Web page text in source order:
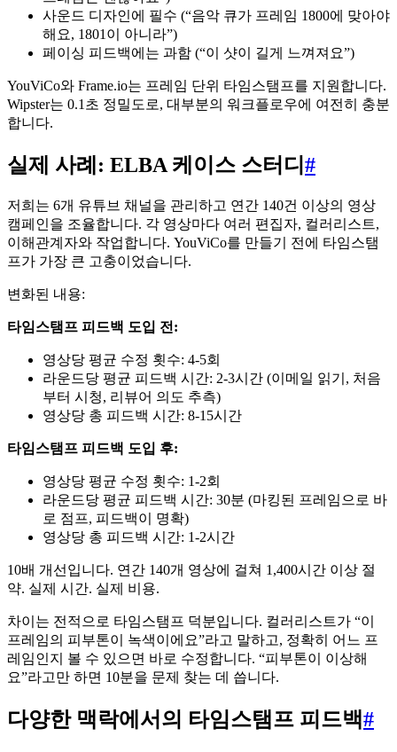
사운드 디자인에 필수 (“음악 큐가 프레임 1800에 맞아야
해요, 1801이 아니라”)
페이싱 피드백에는 과함 (“이 샷이 길게 느껴져요”)
YouViCo와 Frame.io는 프레임 단위 타임스탬프를 지원합니다.
Wipster는 0.1초 정밀도로, 대부분의 워크플로우에 여전히 충분
합니다.
실제 사례: ELBA 케이스 스터디 #
저희는 6개 유튜브 채널을 관리하고 연간 140건 이상의 영상
캠페인을 조율합니다. 각 영상마다 여러 편집자, 컬러리스트,
이해관계자와 작업합니다. YouViCo를 만들기 전에 타임스탬
프가 가장 큰 고충이었습니다.
변화된 내용:
타임스탬프 피드백 도입 전:
영상당 평균 수정 횟수: 4-5회
라운드당 평균 피드백 시간: 2-3시간 (이메일 읽기, 처음
부터 시청, 리뷰어 의도 추측)
영상당 총 피드백 시간: 8-15시간
타임스탬프 피드백 도입 후:
영상당 평균 수정 횟수: 1-2회
라운드당 평균 피드백 시간: 30분 (마킹된 프레임으로 바
로 점프, 피드백이 명확)
영상당 총 피드백 시간: 1-2시간
10배 개선입니다. 연간 140개 영상에 걸쳐 1,400시간 이상 절
약. 실제 시간. 실제 비용.
차이는 전적으로 타임스탬프 덕분입니다. 컬러리스트가 “이
프레임의 피부톤이 녹색이에요”라고 말하고, 정확히 어느 프
레임인지 볼 수 있으면 바로 수정합니다. “피부톤이 이상해
요”라고만 하면 10분을 문제 찾는 데 씁니다.
다양한 맥락에서의 타임스탬프 피드백#